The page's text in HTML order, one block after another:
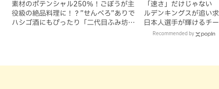
素材のポテンシャル250％！ごぼうが主
役級の絶品料理に！？”せんべろ”ありで
ハシゴ酒にもぴったり「二代目ふみ坊
「速さ」だけじゃない
ルデンキングスが追い
日本人選手が輝けるチ
Recommended by